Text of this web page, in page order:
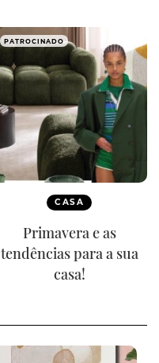
PATROCINADO
CASA
Primavera e as
tendências para a sua
casa!